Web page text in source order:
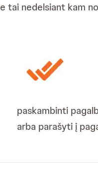
tai nedelsiant kam
paskambinti
arba parašyti į